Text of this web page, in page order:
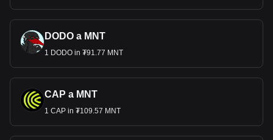
DODO a MNT
1 DODO in ₮91.77 MNT
CAP a MNT
1 CAP in ₮109.57 MNT